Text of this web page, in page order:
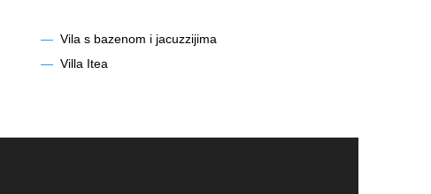
— Vila s bazenom i jacuzzijima
— Villa Itea